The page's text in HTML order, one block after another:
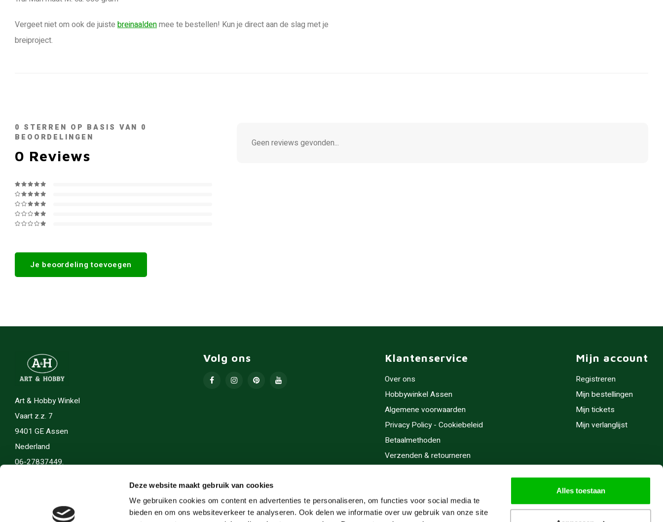
Deze website maakt gebruik van cookies
We gebruiken cookies om content en advertenties te personaliseren, om functies voor social media te
bieden en om ons websiteverkeer te analyseren. Ook delen we informatie over uw gebruik van onze site
Alles toestaan
Vergeet niet om ook de juiste breinaaldenmee te bestellen! Kun je direct aan de slag met je
breiproject.
0 STERREN OP BASIS VAN 0
BEOORDELINGEN
0 Reviews
Je beoordeling toevoegen
Geen reviews gevonden...
Art & Hobby Winkel
Vaart z.z. 7
9401 GE Assen
Nederland
06-27837449.
Volg ons Klantenservice
Over ons
Hobbywinkel Assen
Algemene voorwaarden
Privacy Policy - Cookiebeleid
Betaalmethoden
Verzenden & retourneren
Cadeaubonnen
Inlijsten
Mijn account
Registreren
Mijn bestellingen
Mijn tickets
Mijn verlanglijst